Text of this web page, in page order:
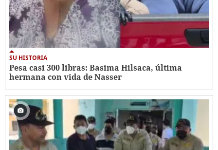
SU HISTORIA
Pesa casi 300 libras: Basima Hilsaca, última
hermana con vida de Nasser